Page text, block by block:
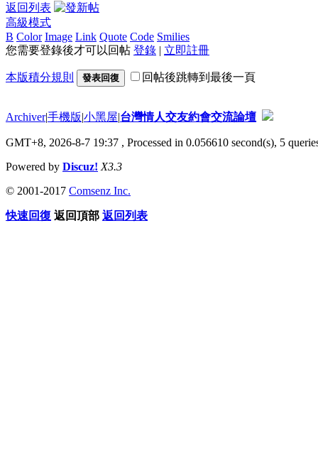
返回列表
高級模式
B Color Image Link Quote Code Smilies
您需要登錄後才可以回帖 登錄 | 立即註冊
本版積分規則 發表回復 回帖後跳轉到最後一頁
Archiver|手機版|小黑屋|台灣情人交友約會交流論壇
GMT+8, 2026-8-7 19:37 , Processed in 0.056610 second(s), 5
Powered by Discuz! X3.3
© 2001-2017 Comsenz Inc.
快速回復 返回頂部 返回列表